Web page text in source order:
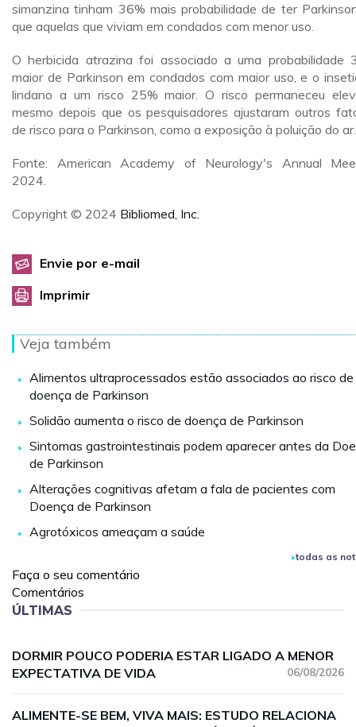
simanzina tinham 36% mais probabilidade de ter
que aquelas que viviam em condados com menor uso.
O herbicida atrazina foi associado a uma probabilidade
maior de Parkinson em condados com maior uso, e o
lindano a um risco 25% maior. O risco permaneceu
mesmo depois que os pesquisadores ajustaram outros
de risco para o Parkinson, como a exposição à poluição do ar.
Fonte: American Academy of Neurology's Annual
2024.
Copyright © 2024 Bibliomed, Inc.
Envie por e-mail
Imprimir
Veja também
Alimentos ultraprocessados estão associados ao risco de
doença de Parkinson
Solidão aumenta o risco de doença de Parkinson
Sintomas gastrointestinais podem aparecer antes da
de Parkinson
Alterações cognitivas afetam a fala de pacientes com
Doença de Parkinson
Agrotóxicos ameaçam a saúde
todas as
Faça o seu comentário
Comentários
ÚLTIMAS
DORMIR POUCO PODERIA ESTAR LIGADO A MENOR
EXPECTATIVA DE VIDA
06/08/2026
ALIMENTE-SE BEM, VIVA MAIS: ESTUDO RELACIONA